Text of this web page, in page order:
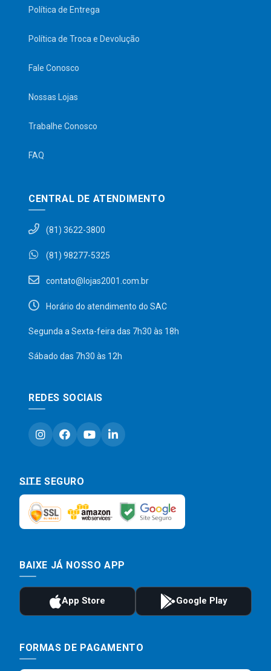
Política de Entrega
Política de Troca e Devolução
Fale Conosco
Nossas Lojas
Trabalhe Conosco
FAQ
CENTRAL DE ATENDIMENTO
(81) 3622-3800
(81) 98277-5325
contato@lojas2001.com.br
Horário do atendimento do SAC
Segunda a Sexta-feira das 7h30 às 18h
Sábado das 7h30 às 12h
REDES SOCIAIS
SITE SEGURO
BAIXE JÁ NOSSO APP
FORMAS DE PAGAMENTO